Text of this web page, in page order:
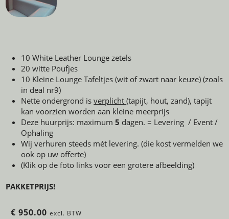
10 White Leather Lounge zetels
20 witte Poufjes
10 Kleine Lounge Tafeltjes (wit of zwart naar keuze) (zoals
in deal nr9)
Nette ondergrond isverplicht(tapijt, hout, zand), tapijt
kan voorzien worden aan kleine meerprijs
Deze huurprijs: maximum5 dagen. = Levering / Event /
Ophaling
Wij verhuren steeds mét levering. (die kost vermelden we
ook op uw offerte)
(Klik op de foto links voor een grotere afbeelding)
PAKKETPRIJS!
€ 950.00excl. BTW